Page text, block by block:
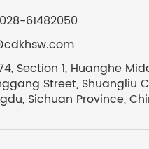
61482050
Section 1, Huanghe
Street, Shuangliu
Sichuan Province,